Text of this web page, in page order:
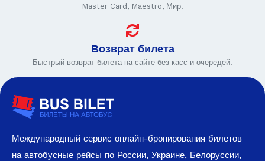
Master Card, Maestro, Мир.
Возврат билета
Быстрый возврат билета на сайте без касс и очередей.
Международный сервис онлайн-бронирования билетов
на автобусные рейсы по России, Украине, Белоруссии,